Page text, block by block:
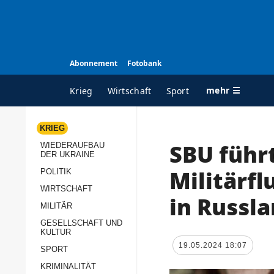
Abonnement Fotobank
Krieg Wirtschaft Sport mehr ☰
ALLE RUBRIKEN
Wiederaufbau der
Politik
Militär
KRIEG
WIEDERAUFBAU
DER UKRAINE
POLITIK
WIRTSCHAFT
MILITÄR
GESELLSCHAFT UND
KULTUR
SPORT
KRIMINALITÄT
SBU
in
19.05.2024 18:07